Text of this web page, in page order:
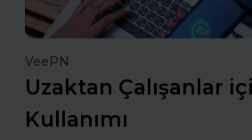
VeePN
Uzaktan Çalışanlar
Kullanımı